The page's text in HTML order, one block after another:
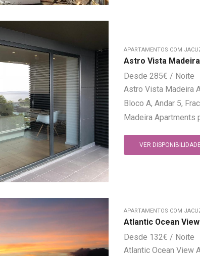
APARTAMENTOS COM
Astro Vista
285€
Astro Vista Madeira
Bloco A, Andar 5,
Madeira Apartments
VER
APARTAMENTOS COM
Atlantic Ocean
132€
Atlantic Ocean View